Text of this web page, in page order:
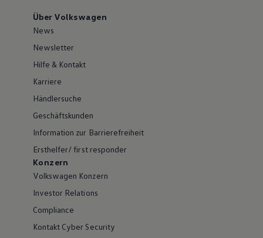
Über Volkswagen
News
Newsletter
Hilfe & Kontakt
Karriere
Händlersuche
Geschäftskunden
Information zur Barrierefreiheit
Ersthelfer/ first responder
Konzern
Volkswagen Konzern
Investor Relations
Compliance
Kontakt Cyber Security